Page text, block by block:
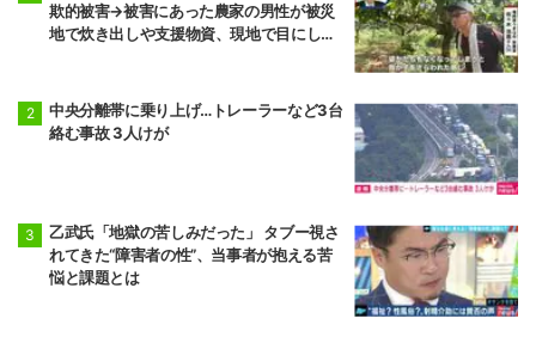
欺的被害→被害にあった農家の男性が被災
地で炊き出しや支援物資、現地で目にし
中央分離帯に乗り上げ…トレーラーなど3台
絡む事故 3人けが
乙武氏「地獄の苦しみだった」 タブー視さ
れてきた“障害者の性”、当事者が抱える苦
悩と課題とは